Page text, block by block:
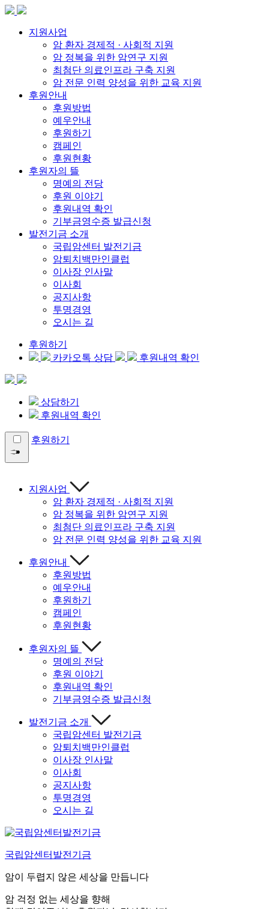
지원사업
암 환자 경제적 · 사회적 지원
암 정복을 위한 암연구 지원
최첨단 의료인프라 구축 지원
암 전문 인력 양성을 위한 교육 지원
후원안내
후원방법
예우안내
후원하기
캠페인
후원현황
후원자의 뜰
명예의 전당
후원 이야기
후원내역 확인
기부금영수증 발급신청
발전기금 소개
국립암센터 발전기금
암퇴치백만인클럽
이사장 인사말
이사회
공지사항
투명경영
오시는 길
후원하기
카카오톡 상담
후원내역 확인
상담하기
후원내역 확인
후원하기
지원사업
암 환자 경제적 · 사회적 지원
암 정복을 위한 암연구 지원
최첨단 의료인프라 구축 지원
암 전문 인력 양성을 위한 교육 지원
후원안내
후원방법
예우안내
후원하기
캠페인
후원현황
후원자의 뜰
명예의 전당
후원 이야기
후원내역 확인
기부금영수증 발급신청
발전기금 소개
국립암센터 발전기금
암퇴치백만인클럽
이사장 인사말
이사회
공지사항
투명경영
오시는 길
콘
츠
바
로
국립암센터발전기금
암이 두렵지 않은 세상을 만듭니다
암 걱정 없는 세상을 향해